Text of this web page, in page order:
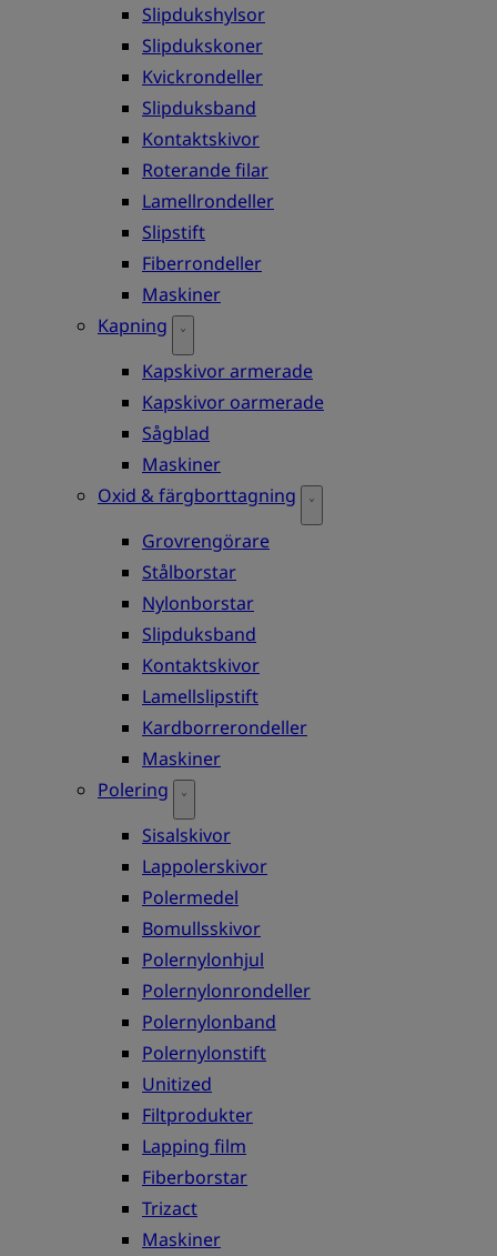
Slipdukshylsor
Slipdukskoner
Kvickrondeller
Slipduksband
Kontaktskivor
Roterande filar
Lamellrondeller
Slipstift
Fiberrondeller
Maskiner
Kapning
Kapskivor armerade
Kapskivor oarmerade
Sågblad
Maskiner
Oxid & färgborttagning
Grovrengörare
Stålborstar
Nylonborstar
Slipduksband
Kontaktskivor
Lamellslipstift
Kardborrerondeller
Maskiner
Polering
Sisalskivor
Lappolerskivor
Polermedel
Bomullsskivor
Polernylonhjul
Polernylonrondeller
Polernylonband
Polernylonstift
Unitized
Filtprodukter
Lapping film
Fiberborstar
Trizact
Maskiner